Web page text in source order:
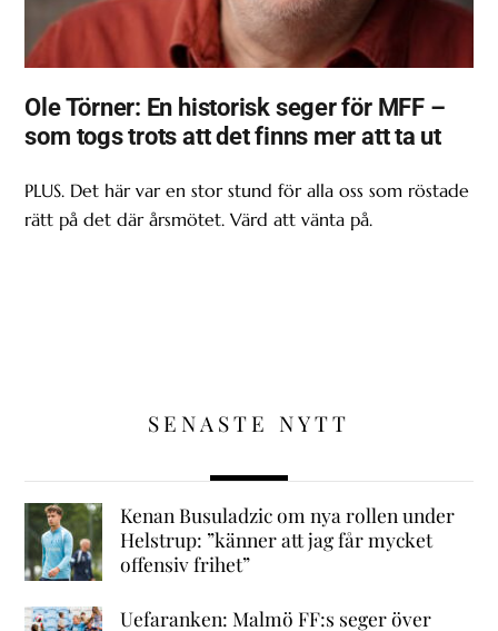
Ole Törner: En historisk seger för MFF –
som togs trots att det finns mer att ta ut
PLUS. Det här var en stor stund för alla oss som röstade
rätt på det där årsmötet. Värd att vänta på.
SENASTE NYTT
Kenan Busuladzic om nya rollen under
Helstrup: ”känner att jag får mycket
offensiv frihet”
Uefaranken: Malmö FF:s seger över